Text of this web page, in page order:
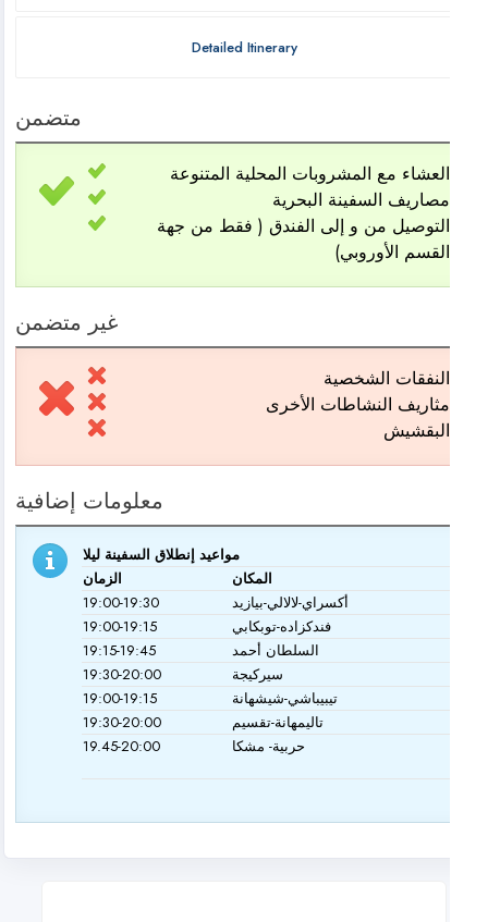
Detailed Itinerary
متضمن
العشاء مع المشروبات المحلية المتنوعة
مصاريف السفينة البحرية
التوصيل من و إلى الفندق ( فقط من جهة
القسم الأوروبي)
غير متضمن
النفقات الشخصية
مثاريف النشاطات الأخرى
البقشيش
معلومات إضافية
مواعيد إنطلاق السفينة ليلا
المكان
أكسراي-لالالي-بيازيد
19:00-19:30
فندكزاده-توبكابي
19:00-19:15
السلطان أحمد
19:15-19:45
سيركيجة
19:30-20:00
تيبيباشي-شيشهانة
19:00-19:15
تاليمهانة-تقسيم
19:30-20:00
حربية- مشكا
19.45-20:00